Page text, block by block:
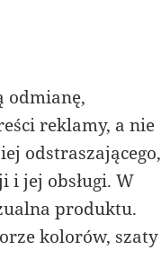
odmianę,
reklamy, a nie
odstraszającego,
i jej obsługi. W
produktu.
kolorów, szaty